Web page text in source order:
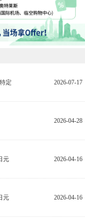
定 2026-07-17
2026-04-28
元 2026-04-16
元 2026-04-16